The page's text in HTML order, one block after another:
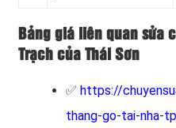
Bảng giá liên quan sửa
Trạch của Thái Sơn
✅ https://
thang-go-tai-nha-